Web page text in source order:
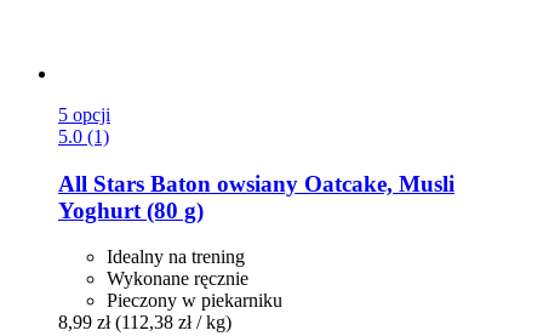
5 opcji
5.0 (1)
All Stars Baton owsiany Oatcake, Musli
Yoghurt (80 g)
Idealny na trening
Wykonane ręcznie
Pieczony w piekarniku
8,99 zł (112,38 zł / kg)